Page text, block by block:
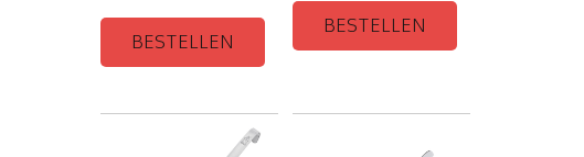
BESTELLEN
BESTELLEN